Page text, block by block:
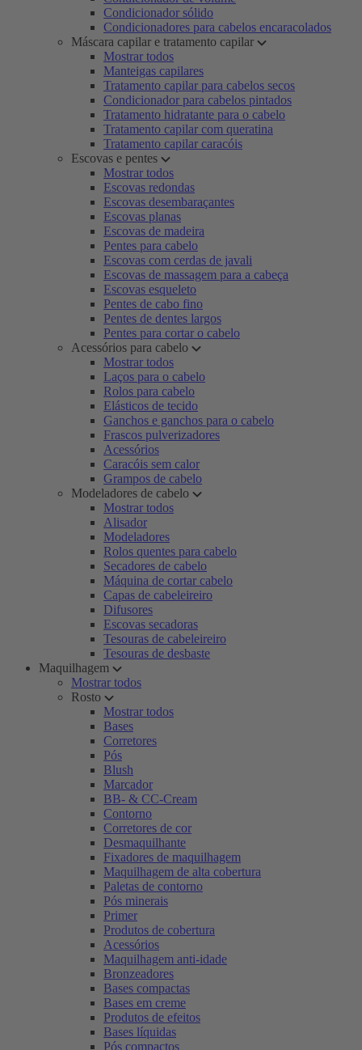
Condicionador sólido
Condicionadores para cabelos encaracolados
Máscara capilar e tratamento capilar
Mostrar todos
Manteigas capilares
Tratamento capilar para cabelos secos
Condicionador para cabelos pintados
Tratamento hidratante para o cabelo
Tratamento capilar com queratina
Tratamento capilar caracóis
Escovas e pentes
Mostrar todos
Escovas redondas
Escovas desembaraçantes
Escovas planas
Escovas de madeira
Pentes para cabelo
Escovas com cerdas de javali
Escovas de massagem para a cabeça
Escovas esqueleto
Pentes de cabo fino
Pentes de dentes largos
Pentes para cortar o cabelo
Acessórios para cabelo
Mostrar todos
Laços para o cabelo
Rolos para cabelo
Elásticos de tecido
Ganchos e ganchos para o cabelo
Frascos pulverizadores
Acessórios
Caracóis sem calor
Grampos de cabelo
Modeladores de cabelo
Mostrar todos
Alisador
Modeladores
Rolos quentes para cabelo
Secadores de cabelo
Máquina de cortar cabelo
Capas de cabeleireiro
Difusores
Escovas secadoras
Tesouras de cabeleireiro
Tesouras de desbaste
Maquilhagem
Mostrar todos
Rosto
Mostrar todos
Bases
Corretores
Pós
Blush
Marcador
BB- & CC-Cream
Contorno
Corretores de cor
Desmaquilhante
Fixadores de maquilhagem
Maquilhagem de alta cobertura
Paletas de contorno
Pós minerais
Primer
Produtos de cobertura
Acessórios
Maquilhagem anti-idade
Bronzeadores
Bases compactas
Bases em creme
Produtos de efeitos
Bases líquidas
Pós compactos